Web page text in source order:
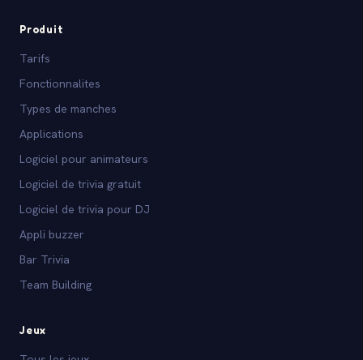
Produit
Tarifs
Fonctionnalites
Types de manches
Applications
Logiciel pour animateurs
Logiciel de trivia gratuit
Logiciel de trivia pour DJ
Appli buzzer
Bar Trivia
Team Building
Jeux